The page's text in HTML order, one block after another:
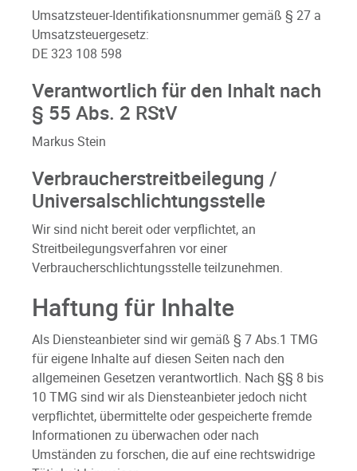
Umsatzsteuer-Identifikationsnummer gemäß § 27 a
Umsatzsteuergesetz:
DE 323 108 598
Verantwortlich für den Inhalt nach
§ 55 Abs. 2 RStV
Markus Stein
Verbraucherstreitbeilegung /
Universalschlichtungsstelle
Wir sind nicht bereit oder verpflichtet, an
Streitbeilegungsverfahren vor einer
Verbraucherschlichtungsstelle teilzunehmen.
Haftung für Inhalte
Als Diensteanbieter sind wir gemäß § 7 Abs.1 TMG
für eigene Inhalte auf diesen Seiten nach den
allgemeinen Gesetzen verantwortlich. Nach §§ 8 bis
10 TMG sind wir als Diensteanbieter jedoch nicht
verpflichtet, übermittelte oder gespeicherte fremde
Informationen zu überwachen oder nach
Umständen zu forschen, die auf eine rechtswidrige